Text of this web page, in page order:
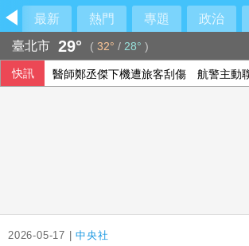
最新 熱門 專題 政治
臺北市 29° ( 32° / 28° )
快訊 醫師鄭丞傑下機遭旅客刮傷 航警主動
2026-05-17 |中央社